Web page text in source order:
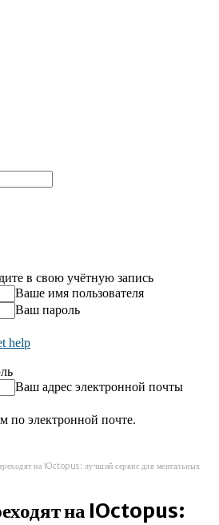
в свою учётную запись
Ваше имя пользователя
Ваш пароль
help
Ваш адрес электронной почты
по электронной почте.
на IOctopus: лучший сервис для ментальных
на IOctopus: